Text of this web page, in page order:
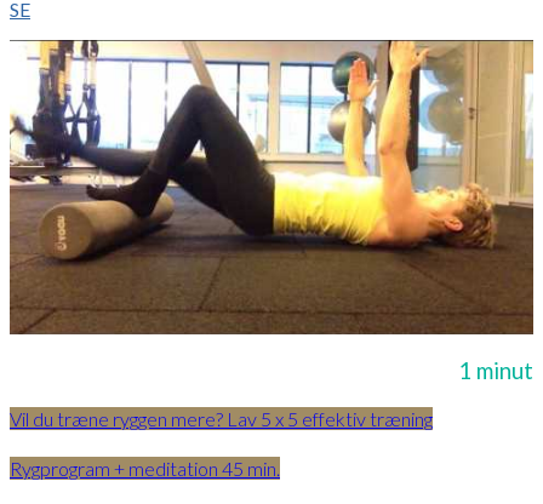
SE
1 minut
Vil du træne ryggen mere? Lav 5 x 5 effektiv træning
Rygprogram + meditation 45 min.